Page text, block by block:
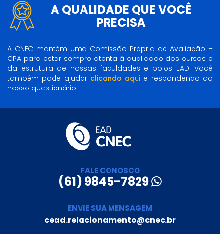
A QUALIDADE QUE VOCÊ
PRECISA
A CNEC mantém uma Comissão Própria de Avaliação –
CPA para estar sempre atenta à qualidade dos cursos e
da estrutura de nossas faculdades e polos EAD. Você
também pode ajudar clicando aqui e respondendo ao
nosso questionário.
FALE CONOSCO
(61) 9845-7829
ENVIE SUA MENSAGEM
cead.relacionamento@cnec.br